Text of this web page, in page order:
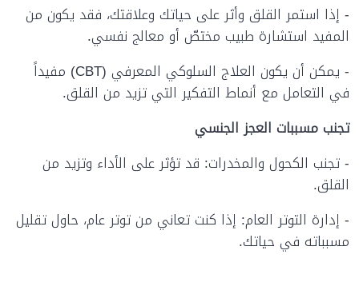
- إذا استمر القلق وأثر على حياتك وعلاقتك، فقد يكون من
المفيد استشارة طبيب مختصّ أو معالج نفسي.
- يمكن أن يكون العلاج السلوكي المعرفي (CBT) مفيداً
في التعامل مع أنماط التفكير التي تزيد من القلق.
تجنب مسببات العجز الجنسي
- تجنب الكحول والمخدرات: قد تؤثر على الأداء وتزيد من
القلق.
- إدارة التوتر العام: إذا كنت تعاني من توتر عام، حاول تقليل
مسبباته في حياتك.